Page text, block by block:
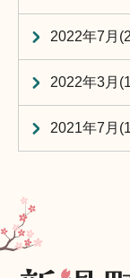
2022年7月
2022年3月
2021年7月